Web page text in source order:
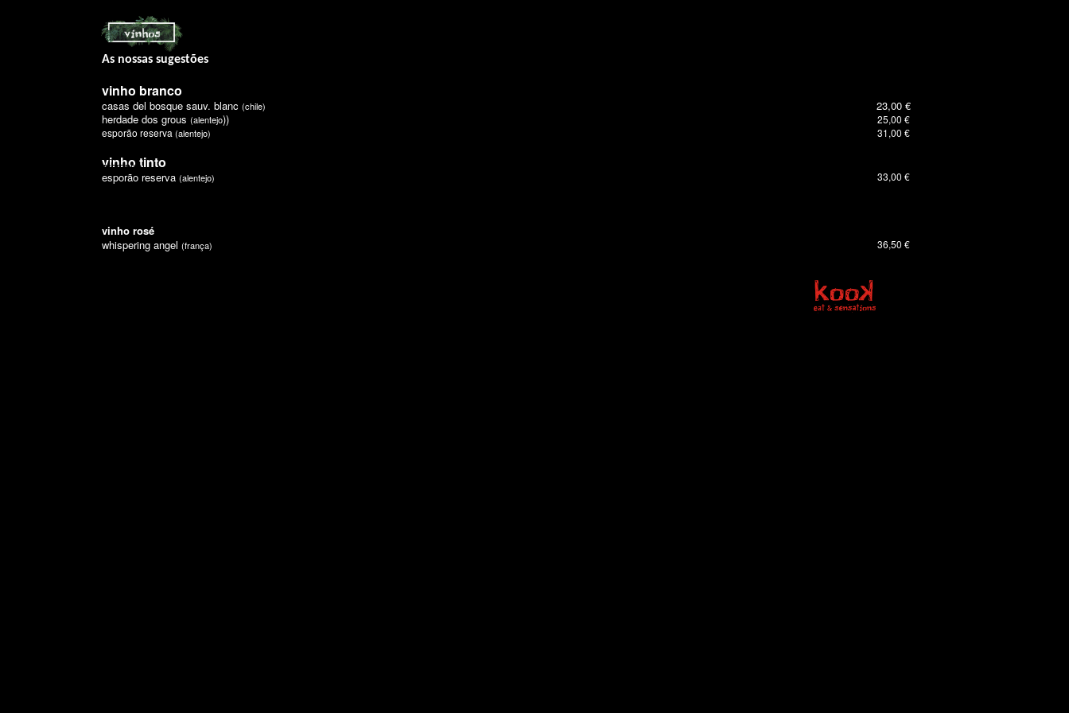
vinho brancovinho branco
As nossas sugestões
vinho branco
casas del bosque sauv. blanc (chile)
23,00 €
herdade dos grous (alentejo)) 25,00 €
esporão reserva (alentejo) 31,00 €
vinho tinto
esporão reserva (alentejo) 33,00 €
vinho rosé
whispering angel (frança) 36,50 €